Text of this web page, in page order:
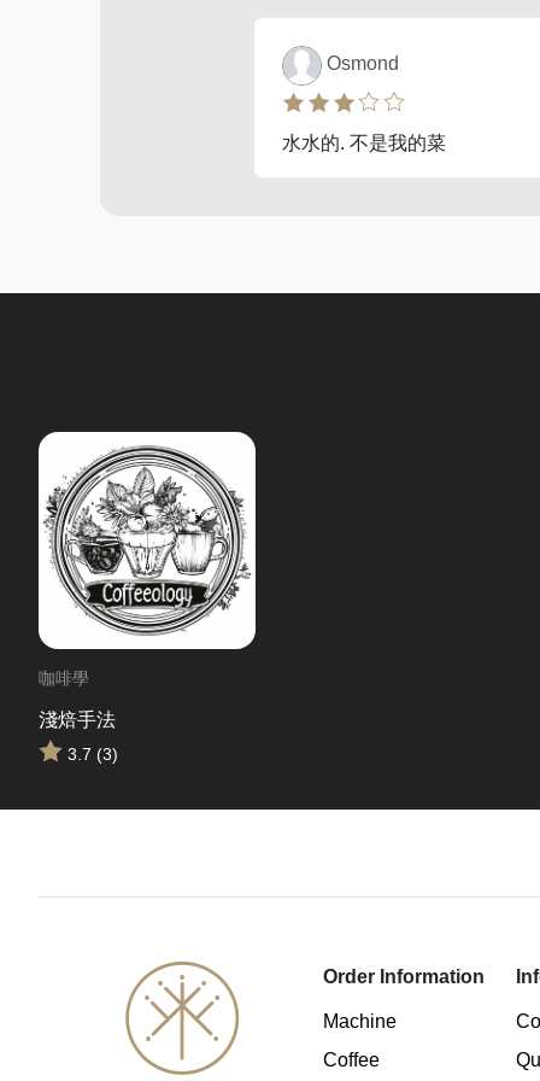
Osmond
水水的. 不是我的菜
咖啡學
淺焙手法
3.7 (3)
Order Information
Machine
Coffee